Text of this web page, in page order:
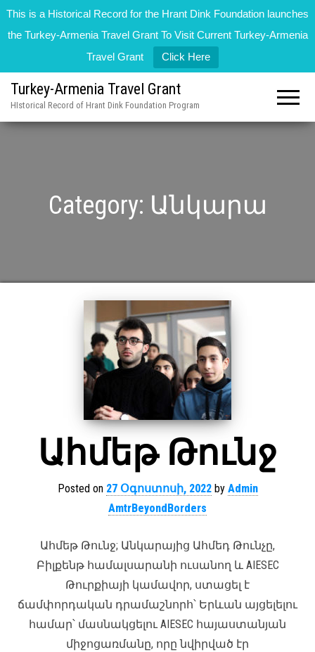
This is a Historical Record for the Hrant Dink Foundation launches
the Turkey-Armenia Travel Grant To Visit Current Turkey-Armenia
Travel Grant
Click Here
Turkey-Armenia Travel Grant
HIstorical Record of Hrant Dink Foundation Program
Category: Անկարա
Ահմեթ Թունջ
Posted on 27 Օգոստոսի, 2022by Admin
AmtrBeyondBorders
Ահմեթ Թունջ; Անկարայից Ահմեդ Թունչը,
Բիլքենթ համալսարանի ուսանող և AIESEC
Թուրքիայի կամավոր, ստացել է
ճամփորդական դրամաշնորհ՝ Երևան այցելելու
համար՝ մասնակցելու AIESEC հայաստանյան
միջոցառմանը, որը նվիրված էր